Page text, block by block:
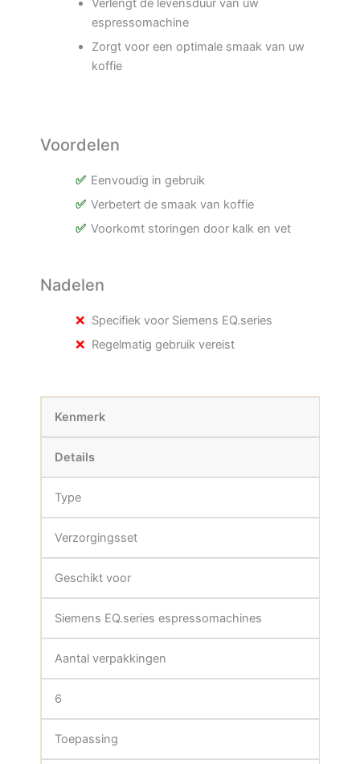
Verlengt de levensduur van uw
espressomachine
Zorgt voor een optimale smaak van uw
koffie
Voordelen
Eenvoudig in gebruik
Verbetert de smaak van koffie
Voorkomt storingen door kalk en vet
Nadelen
Specifiek voor Siemens EQ.series
Regelmatig gebruik vereist
Kenmerk
Details
Type
Verzorgingsset
Geschikt voor
Siemens EQ.series espressomachines
Aantal verpakkingen
6
Toepassing